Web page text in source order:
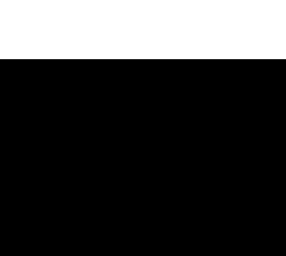
görüntülenemiyor.